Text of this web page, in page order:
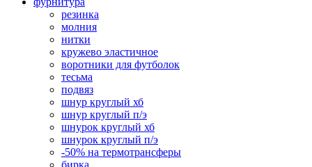
резинка
молния
нитки
кружево эластичное
воротники для футболок
тесьма
подвяз
шнур круглый хб
шнур круглый п/э
шнурок круглый хб
шнурок круглый п/э
-50% на термотрансферы